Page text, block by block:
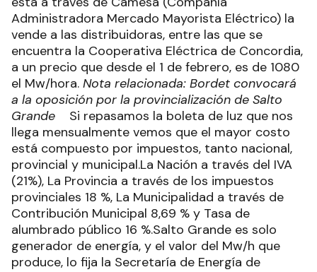
Administradora Mercado Mayorista Eléctrico) la
vende a las distribuidoras, entre las que se
encuentra la Cooperativa Eléctrica de Concordia,
a un precio que desde el 1 de febrero, es de 1080
el Mw/hora. Nota relacionada: Bordet convocará
a la oposición por la provincialización de Salto
Grande
Si repasamos la boleta de luz que nos
llega mensualmente vemos que el mayor costo
está compuesto por impuestos, tanto nacional,
provincial y municipal.La Nación a través del IVA
(21%), La Provincia a través de los impuestos
provinciales 18 %, La Municipalidad a través de
Contribución Municipal 8,69 % y Tasa de
alumbrado público 16 %.Salto Grande es solo
generador de energía, y el valor del Mw/h que
produce, lo fija la Secretaría de Energía de